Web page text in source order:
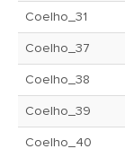
Coelho_31
Coelho_37
Coelho_38
Coelho_39
Coelho_40